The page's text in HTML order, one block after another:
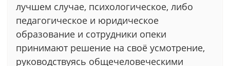
лучшем случае, психологическое, либо
педагогическое и юридическое
образование и сотрудники опеки
принимают решение на своё усмотрение,
руководствуясь общечеловеческими